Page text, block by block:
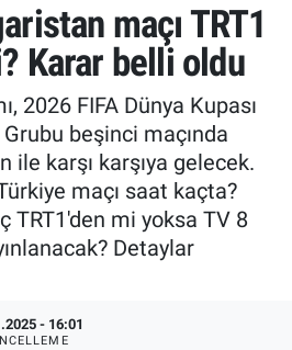
maçı TRT1
Karar belli oldu
2026 FIFA Dünya Kupası
beşinci maçında
ile karşı karşıya gelecek.
maçı saat kaçta?
TRT1'den mi yoksa TV 8
Detaylar
- 16:01